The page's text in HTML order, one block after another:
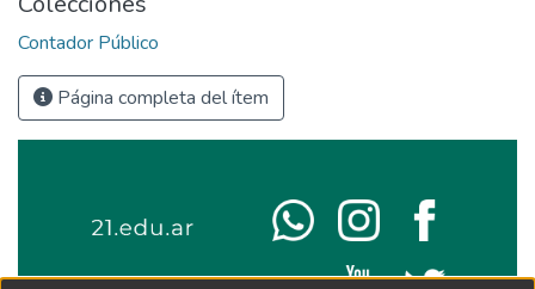
Contador Público
Página completa del ítem